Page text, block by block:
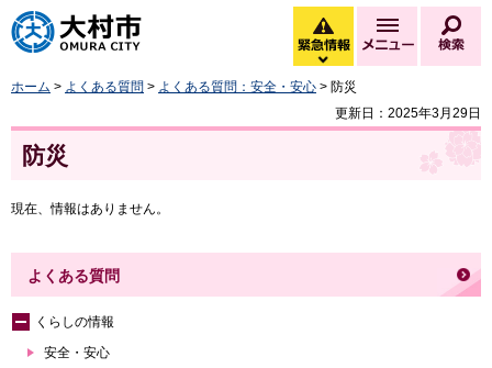
大村市
緊急情報
緊急情報を開く
メニュー
ホーム > よくある質問 > よくある質問：安全・安心 > 防災
更新日：2025年3月29日
防災
現在、情報はありません。
よくある質問
くらしの情報
安全・安心